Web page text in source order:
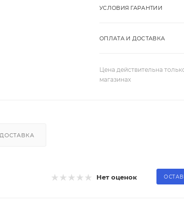
УСЛОВИЯ ГАРАНТИИ
ОПЛАТА И ДОСТАВКА
Цена действительна
магазинах
ДОСТАВКА
Нет оценок